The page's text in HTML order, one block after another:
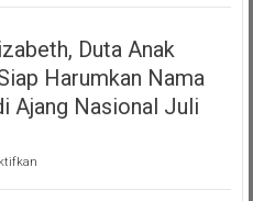
Elizabeth
Duta
Anak
Sumsel
Menginspirasi
Modelling
Duta Anak
Harumkan Nama
Ajang Nasional Juli
pada
Elizabeth,